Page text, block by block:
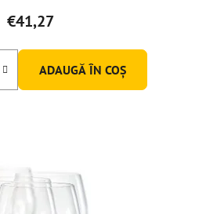
a
produsului
este
4,7
€41,27
ADAUGĂ ÎN COŞ